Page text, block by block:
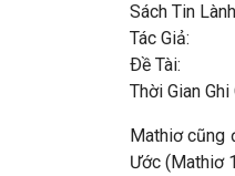
Sách Tin
Tác
Ðề Tài:
Thời Gian
Mathiơ cũng
Ước (Mathiơ